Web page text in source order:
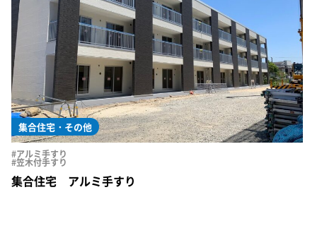
集合住宅・その他
#アルミ手すり
#笠木付手すり
集合住宅 アルミ手すり